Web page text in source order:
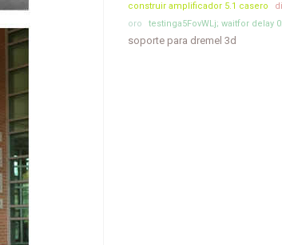
construir amplificador 5.1 casero
oro
testinga5FovWLj; waitfor delay
soporte para dremel 3d